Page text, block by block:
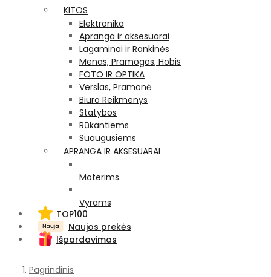
KITOS
Elektronika
Apranga ir aksesuarai
Lagaminai ir Rankinės
Menas, Pramogos, Hobis
FOTO IR OPTIKA
Verslas, Pramonė
Biuro Reikmenys
Statybos
Rūkantiems
Suaugusiems
APRANGA IR AKSESUARAI
Moterims
Vyrams
TOP100
Naujos prekės
Išpardavimas
Pagrindinis